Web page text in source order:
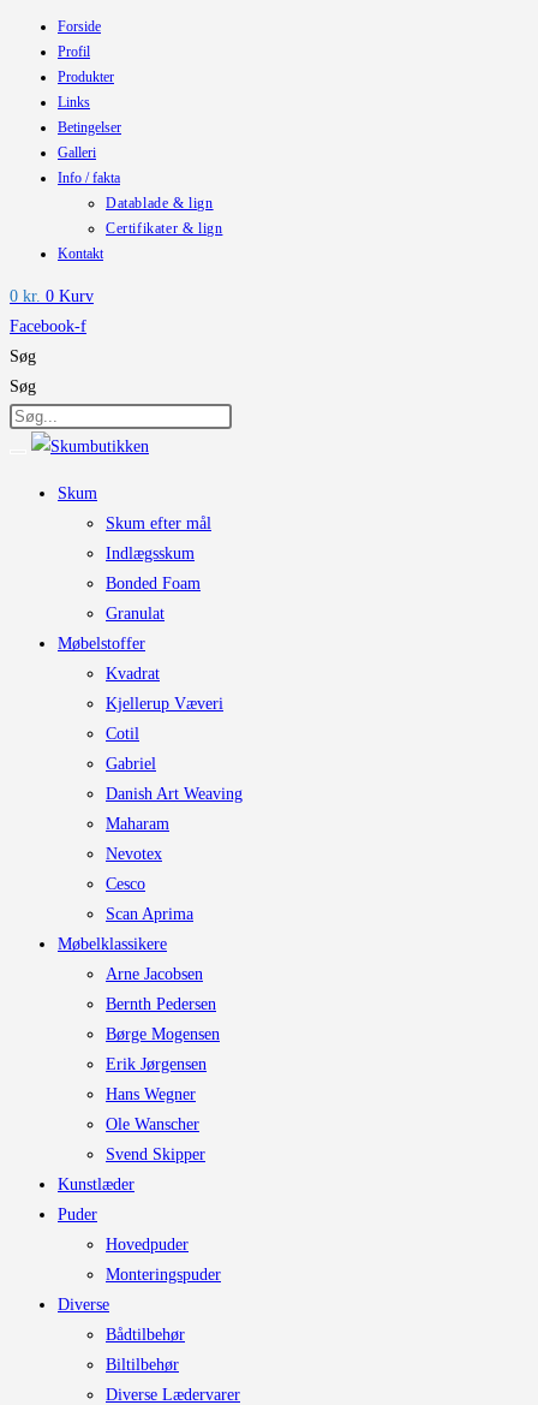
Forside
Profil
Produkter
Links
Betingelser
Galleri
Info / fakta
Datablade & lign
Certifikater & lign
Kontakt
0 kr. 0 Kurv
Facebook-f
Søg
Søg
Skum
Skum efter mål
Indlægsskum
Bonded Foam
Granulat
Møbelstoffer
Kvadrat
Kjellerup Væveri
Cotil
Gabriel
Danish Art Weaving
Maharam
Nevotex
Cesco
Scan Aprima
Møbelklassikere
Arne Jacobsen
Bernth Pedersen
Børge Mogensen
Erik Jørgensen
Hans Wegner
Ole Wanscher
Svend Skipper
Kunstlæder
Puder
Hovedpuder
Monteringspuder
Diverse
Bådtilbehør
Biltilbehør
Diverse Lædervarer